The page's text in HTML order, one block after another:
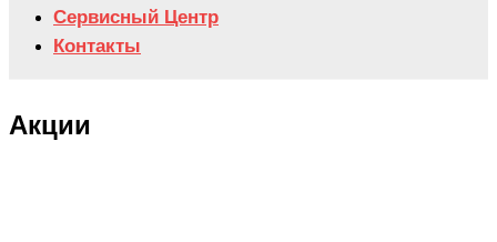
Сервисный Центр
Контакты
Акции